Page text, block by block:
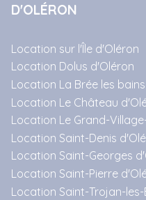
D'OLÉRON
Location sur l'Île d'Oléron
Location Dolus d'Oléron
Location La Brée les bains
Location Le Château
Location Le Grand-
Location Saint-Denis
Location Saint-Georges
Location Saint-Pierre
Location Saint-Trojan-les-